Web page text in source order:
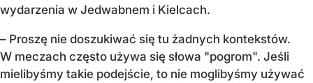
wydarzenia w Jedwabnem i Kielcach.
– Proszę nie doszukiwać się tu żadnych kontekstów.
W meczach często używa się słowa "pogrom". Jeśli
mielibyśmy takie podejście, to nie moglibyśmy używać